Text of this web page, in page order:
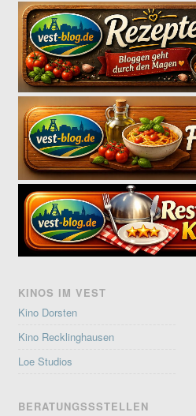
KINOS IM VEST
Kino Dorsten
Kino Recklinghausen
Loe Studios
BERATUNGSSSTELLEN